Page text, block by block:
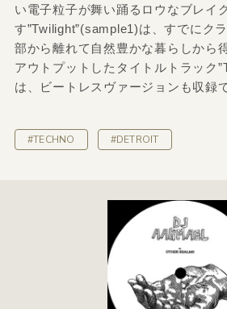
い電子粒子が舞い踊るロウなブレイ
す”Twilight”(sample1)は、すでにク
部から離れて自然豊かな暮らしから
アウトプットしたタイトルトラック
は、ビートレスヴァージョンも収録
#TECHNO #DETROIT